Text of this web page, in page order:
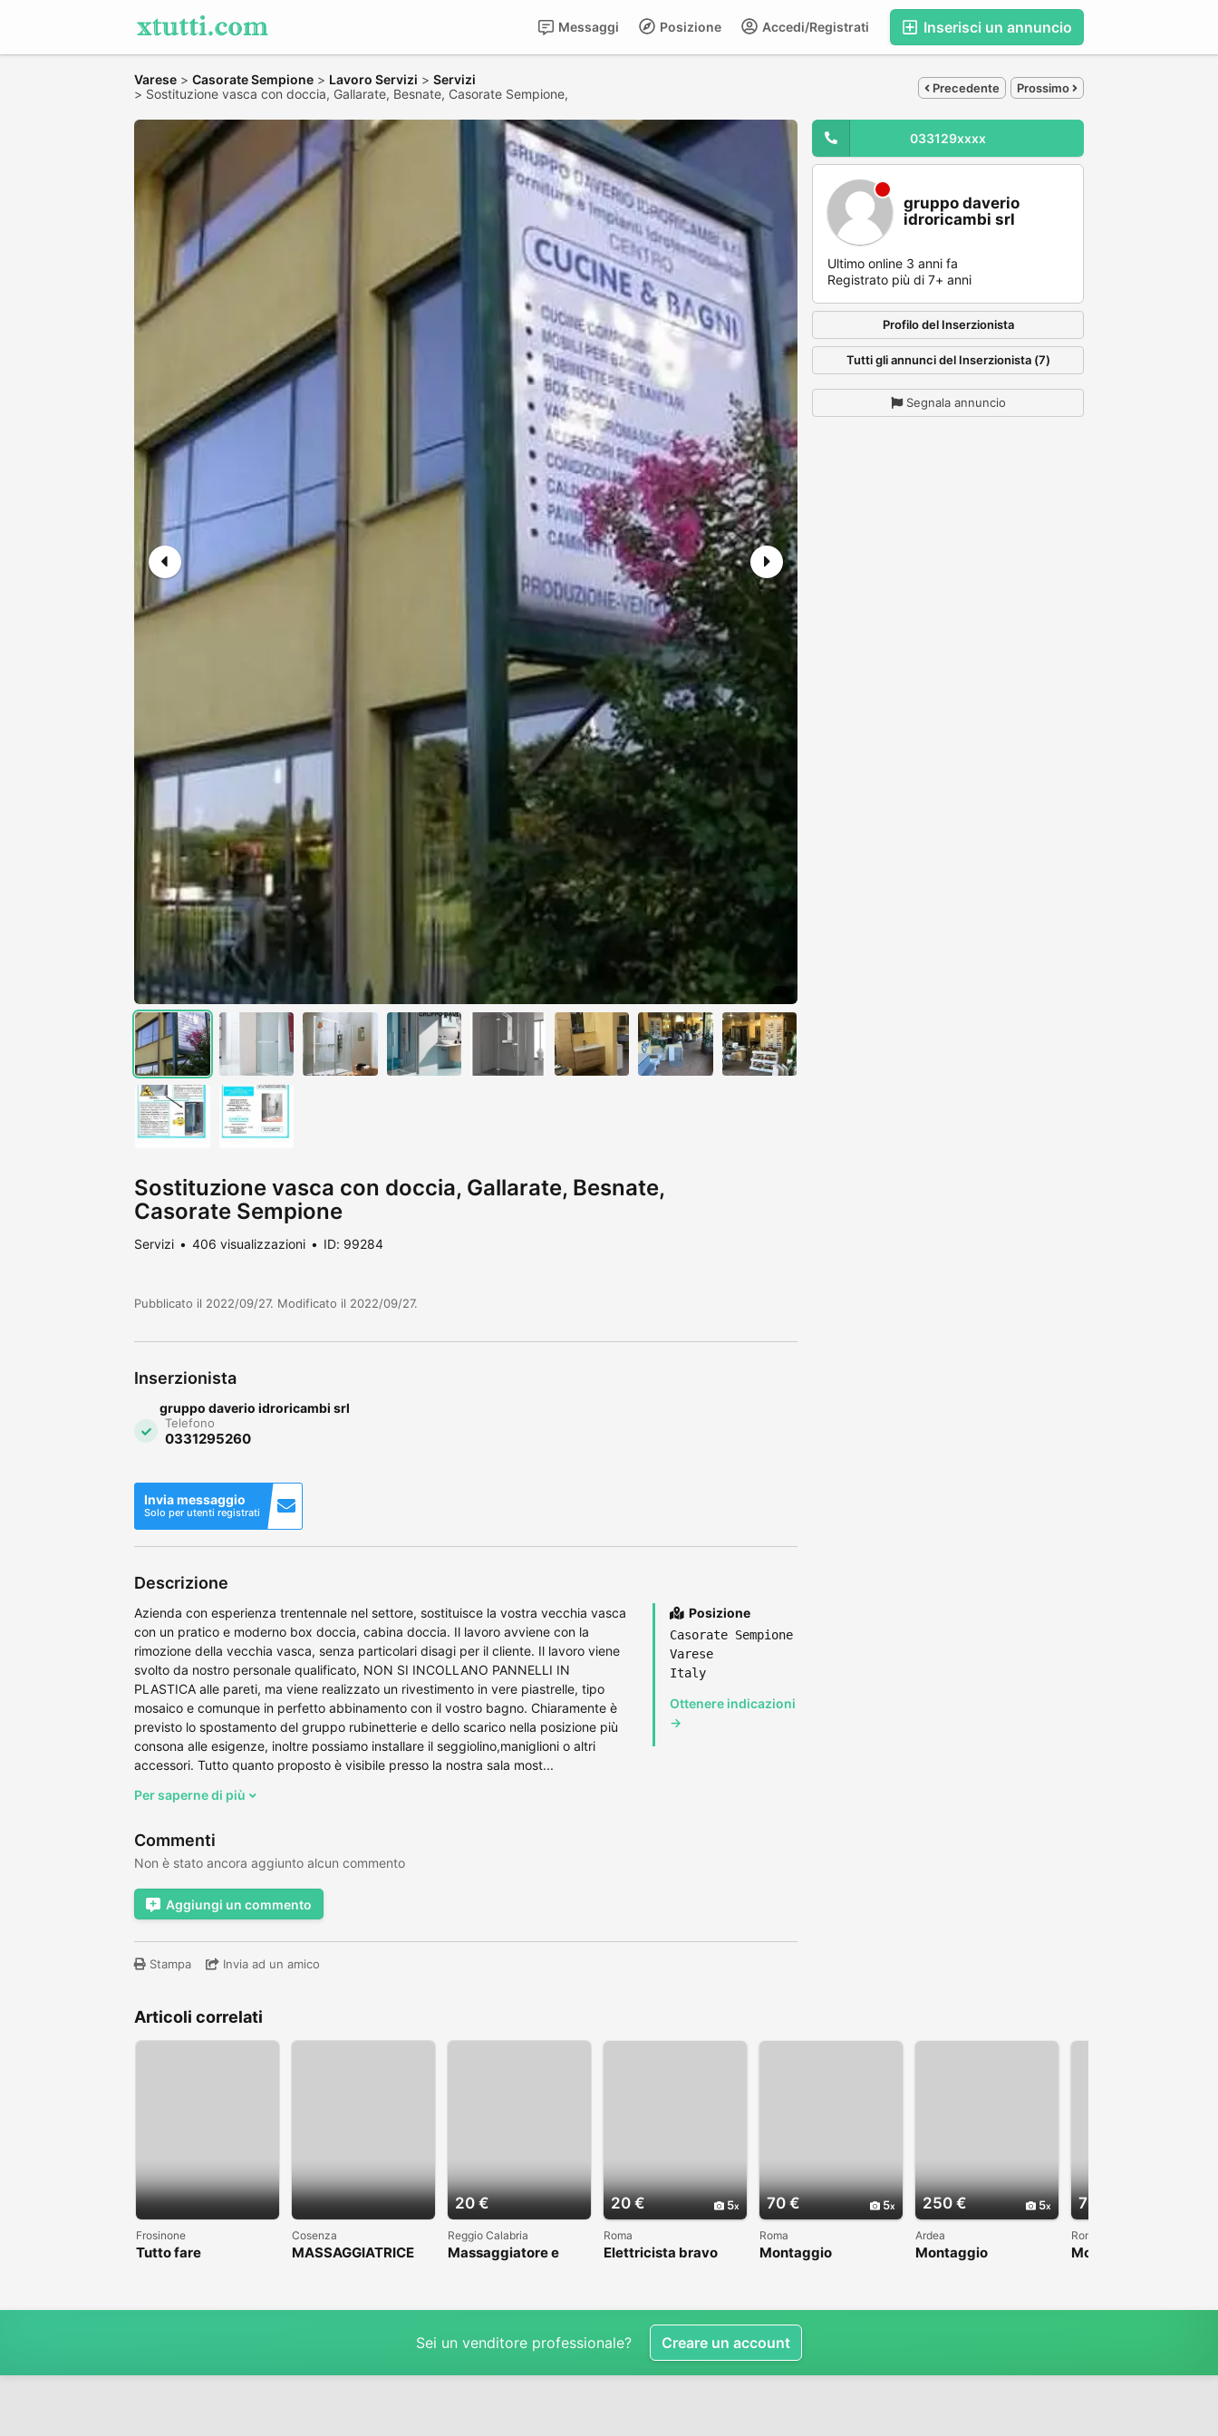
Inserisci un annuncio
Accedi/Registrati
Posizione
Messaggi
Varese > Casorate Sempione > Lavoro Servizi > Servizi
> Sostituzione vasca con doccia, Gallarate, Besnate, Casorate Sempione, Precedente Prossimo
Sostituzione vasca con doccia, Gallarate, Besnate,
Casorate Sempione
Servizi 406 visualizzazioni ID: 99284
Pubblicato il 2022/09/27. Modificato il 2022/09/27.
Inserzionista
gruppo daverio idroricambi srl
Telefono
0331295260
Invia messaggio
Solo per utenti registrati
Descrizione
Azienda con esperienza trentennale nel settore, sostituisce la vostra vecchia vasca
con un pratico e moderno box doccia, cabina doccia. Il lavoro avviene con la
rimozione della vecchia vasca, senza particolari disagi per il cliente. Il lavoro viene
svolto da nostro personale qualificato, NON SI INCOLLANO PANNELLI IN
PLASTICA alle pareti, ma viene realizzato un rivestimento in vere piastrelle, tipo
mosaico e comunque in perfetto abbinamento con il vostro bagno. Chiaramente è
previsto lo spostamento del gruppo rubinetterie e dello scarico nella posizione più
consona alle esigenze, inoltre possiamo installare il seggiolino,maniglioni o altri
accessori. Tutto quanto proposto è visibile presso la nostra sala most...
Per saperne di più
Posizione
Casorate Sempione
Varese
Italy
Ottenere indicazioni
→
Commenti
Non è stato ancora aggiunto alcun commento
Aggiungi un commento
Stampa Invia ad un amico
033129xxxx
gruppo daverio
idroricambi srl
Ultimo online 3 anni fa
Registrato più di 7+ anni
Profilo del Inserzionista
Tutti gli annunci del Inserzionista (7)
Segnala annuncio
Articoli correlati
Frosinone
Tutto fare
Cosenza
MASSAGGIATRICE
20 €
Reggio Calabria
Massaggiatore e
20 € 5
Roma
Elettricista bravo
70 € 5
Roma
Montaggio
250 € 5
Ardea
Montaggio
70 €
Roma
Montaggio
Sei un venditore professionale? Creare un account